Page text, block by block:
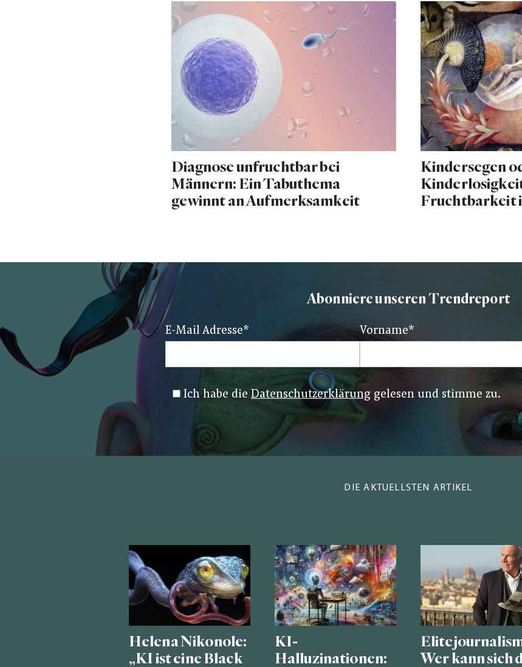
Diagnose unfruchtbar bei
Männern: Ein Tabuthema
gewinnt an Aufmerksamkeit
Kindersegen
Fruchtbarkeit
Abonniere unseren Trendreport
E-Mail Adresse* Vorname*
Ich habe dieDatenschutzerklärung gelesen und stimme zu.
DIE AKTUELLSTEN ARTIKEL
Helena Nikonole:
„KI ist eine Black
KI-
Halluzinationen:
Wer kann sich